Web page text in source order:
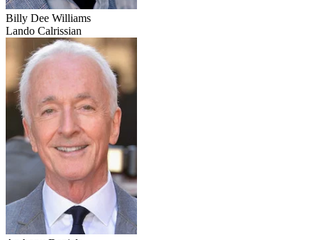
Billy Dee Williams
Lando Calrissian